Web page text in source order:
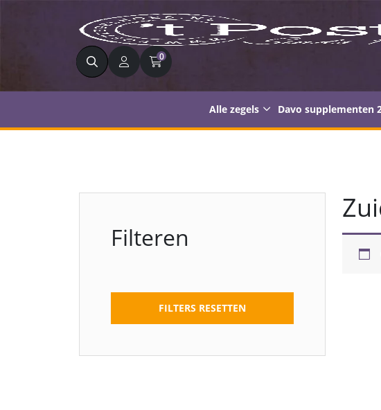
Zoeken 0
Alle zegels Davo supplementen
Filteren
FILTERS RESETTEN